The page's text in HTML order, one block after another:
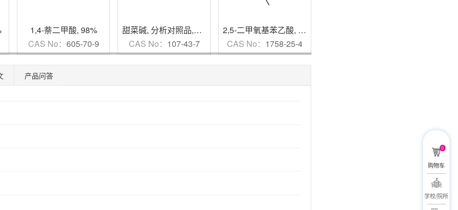
1,4-萘二甲酸, 98%
CAS No： 605-70-9
甜菜碱, 分析对照品,HPLC≥98%
CAS No： 107-43-7
2,5-二甲氧基苯乙酸, 95%
CAS No： 1758-25-4
产品问答
0
购物车
学校/院所